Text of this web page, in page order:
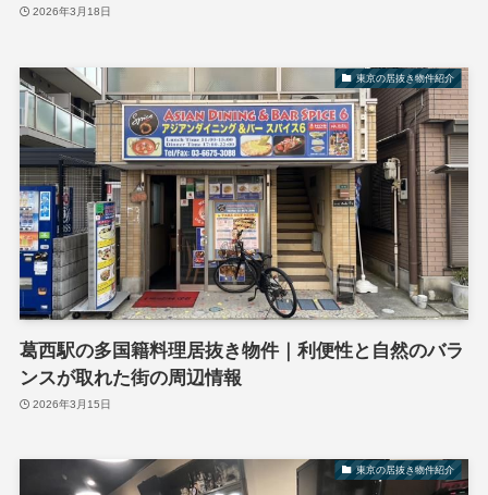
2026年3月18日
東京の居抜き物件紹介
葛西駅の多国籍料理居抜き物件｜利便性と自然のバラ
ンスが取れた街の周辺情報
2026年3月15日
東京の居抜き物件紹介